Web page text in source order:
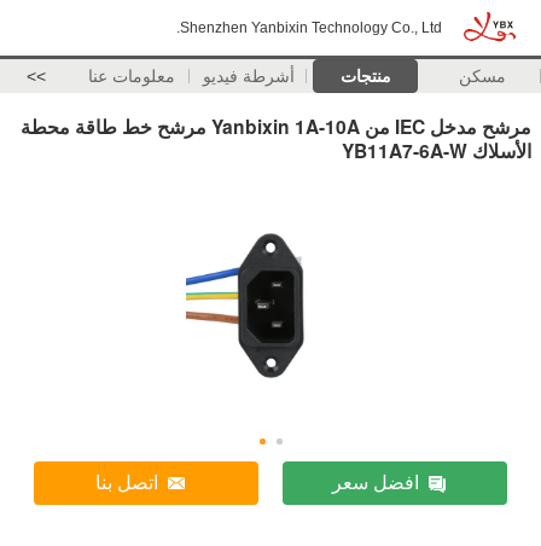
Shenzhen Yanbixin Technology Co., Ltd.
مسكن منتجات أشرطة فيديو معلومات عنا >>
مرشح مدخل IEC من Yanbixin 1A-10A مرشح خط طاقة محطة
الأسلاك YB11A7-6A-W
افضل سعر اتصل بنا